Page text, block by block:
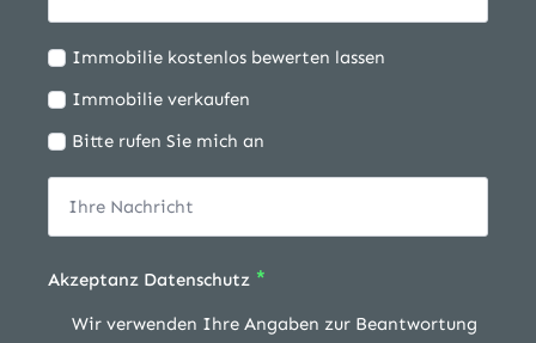
Ich
möchte:
Immobilie kostenlos bewerten lassen
Immobilie verkaufen
Bitte rufen Sie mich an
Akzeptanz Datenschutz *
Wir verwenden Ihre Angaben zur Beantwortung